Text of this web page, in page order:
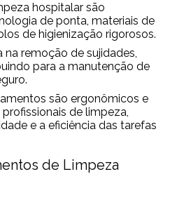
hospitalar são
de ponta, materiais de
de higienização rigorosos.
na remoção de sujidades,
para a manutenção de
são ergonômicos e
de limpeza,
e a eficiência das tarefas
de Limpeza